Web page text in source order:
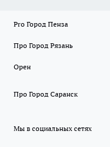
Pro Город Пенза
Про Город Рязань
Орен
Про Город Саранск
Мы в социальных сетях